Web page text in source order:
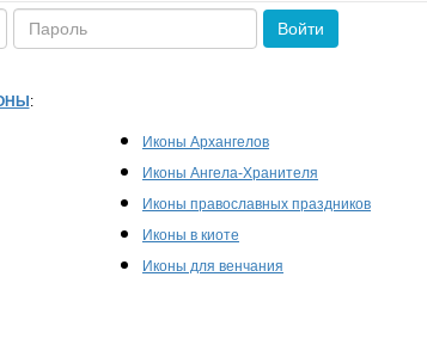
Пароль
Войти
:
Иконы Архангелов
Иконы Ангела-Хранителя
Иконы православных праздников
Иконы в киоте
Иконы для венчания